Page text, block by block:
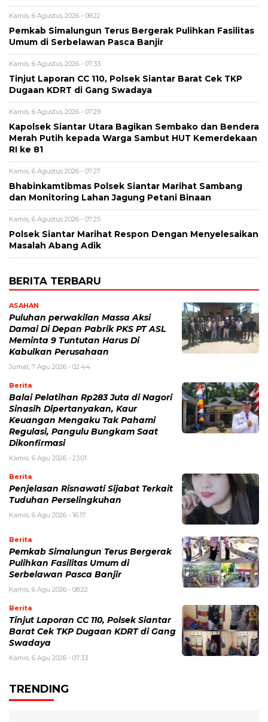
Kamis, 6 Agustus 2026 - 08:22
Pemkab Simalungun Terus Bergerak Pulihkan Fasilitas
Umum di Serbelawan Pasca Banjir
Kamis, 6 Agustus 2026 - 07:33
Tinjut Laporan CC 110, Polsek Siantar Barat Cek TKP
Dugaan KDRT di Gang Swadaya
Kamis, 6 Agustus 2026 - 07:29
Kapolsek Siantar Utara Bagikan Sembako dan Bendera
Merah Putih kepada Warga Sambut HUT Kemerdekaan
RI ke 81
Kamis, 6 Agustus 2026 - 07:27
Bhabinkamtibmas Polsek Siantar Marihat Sambang
dan Monitoring Lahan Jagung Petani Binaan
Kamis, 6 Agustus 2026 - 07:25
Polsek Siantar Marihat Respon Dengan Menyelesaikan
Masalah Abang Adik
BERITA TERBARU
ASAHAN
Puluhan perwakilan Massa Aksi
Damai Di Depan Pabrik PKS PT ASL
Meminta 9 Tuntutan Harus Di
Kabulkan Perusahaan
Jumat, 7 Agu 2026 - 02:44
Berita
Balai Pelatihan Rp283 Juta di Nagori
Sinasih Dipertanyakan, Kaur
Keuangan Mengaku Tak Pahami
Regulasi, Pangulu Bungkam Saat
Dikonfirmasi
Kamis, 6 Agu 2026 - 23:01
Berita
Penjelasan Risnawati Sijabat Terkait
Tuduhan Perselingkuhan
Kamis, 6 Agu 2026 - 16:17
Berita
Pemkab Simalungun Terus Bergerak
Pulihkan Fasilitas Umum di
Serbelawan Pasca Banjir
Kamis, 6 Agu 2026 - 08:22
Berita
Tinjut Laporan CC 110, Polsek Siantar
Barat Cek TKP Dugaan KDRT di Gang
Swadaya
Kamis, 6 Agu 2026 - 07:33
TRENDING